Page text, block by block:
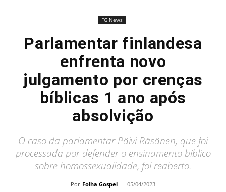
FG News
Parlamentar finlandesa
enfrenta novo
julgamento por crenças
bíblicas 1 ano após
absolvição
O caso da parlamentar Päivi Räsänen, que foi
processada por defender o ensinamento bíblico
sobre homossexualidade, foi reaberto.
Por Folha Gospel - 05/04/2023